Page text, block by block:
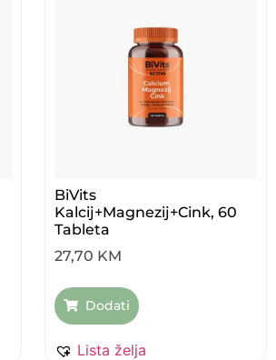
BiVits
Kalcij+Magnezij+Cink, 60
Tableta
27,70 KM
Dodati
Lista želja